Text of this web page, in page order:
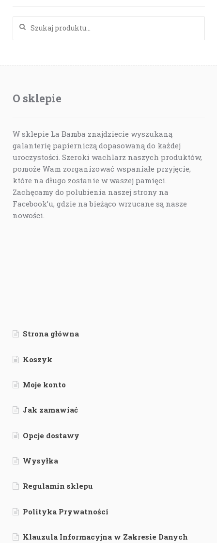
O sklepie
W sklepie La Bamba znajdziecie wyszukaną
galanterię papierniczą dopasowaną do każdej
uroczystości. Szeroki wachlarz naszych produktów,
pomoże Wam zorganizować wspaniałe przyjęcie,
które na długo zostanie w waszej pamięci.
Zachęcamy do polubienia naszej strony na
Facebook’u, gdzie na bieżąco wrzucane są nasze
nowości.
Strona główna
Koszyk
Moje konto
Jak zamawiać
Opcje dostawy
Wysyłka
Regulamin sklepu
Polityka Prywatności
Klauzula Informacyjna w Zakresie Danych